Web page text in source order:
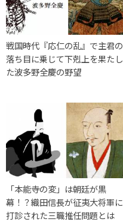
戦国時代『応仁の乱』で主君の
落ち目に乗じて下剋上を果たし
た波多野全慶の野望
「本能寺の変」は朝廷が黒
幕！？織田信長が征夷大将軍に
打診された三職推任問題とは